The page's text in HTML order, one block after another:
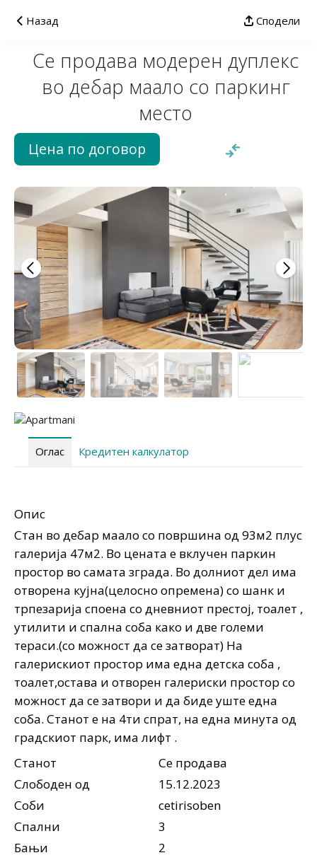
Назад Сподели
Се продава модерен дуплекс
во дебар маало со паркинг
место
Цена по договор
Оглас Кредитен калкулатор
Опис
Стан во дебар маало со површина од 93м2 плус
галерија 47м2. Во цената е вклучен паркин
простор во самата зграда. Во долниот дел има
отворена кујна(целосно опремена) со шанк и
трпезарија споена со дневниот престој, тоалет ,
утилити и спална соба како и две големи
тераси.(со можност да се затворат) На
галерискиот простор има една детска соба ,
тоалет,остава и отворен галериски простор со
можност да се затвори и да биде уште една
соба. Станот е на 4ти спрат, на една минута од
градскиот парк, има лифт .
Станот
Се продава
Слободен од
15.12.2023
Соби
cetirisoben
Спални
3
Бањи
2